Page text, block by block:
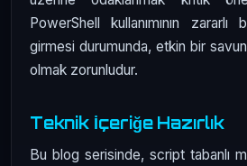
PowerShell kullanımının
girmesi durumunda, etkin bir
olmak zorunludur.
Teknik İçeriğe Hazırlık
Bu blog serisinde, script tabanlı